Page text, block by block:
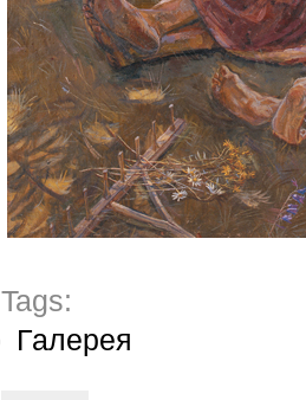
Tags:
Галерея